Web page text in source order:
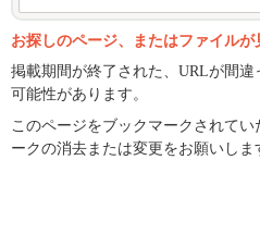
お探しのページ、またはファイルが
掲載期間が終了された、URLが間
可能性があります。
このページをブックマークされて
ークの消去または変更をお願いしま